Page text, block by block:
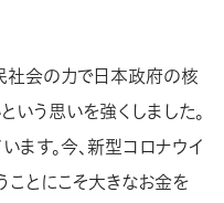
社会の力で日本政府の核
う思いを強くしました。
す。今、新型コロナウイ
ことにこそ大きなお金を